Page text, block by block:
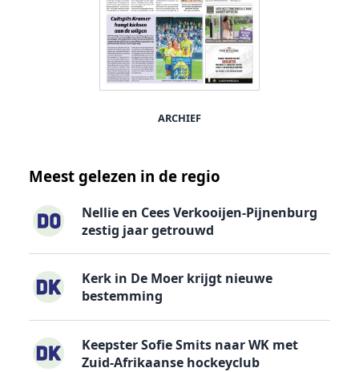
ARCHIEF
Meest gelezen in de regio
Nellie en Cees Verkooijen-Pijnenburg
zestig jaar getrouwd
Kerk in De Moer krijgt nieuwe
bestemming
Keepster Sofie Smits naar WK met
Zuid-Afrikaanse hockeyclub